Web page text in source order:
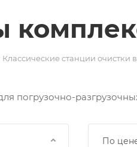
Классические станции очистки
погрузочно-
По